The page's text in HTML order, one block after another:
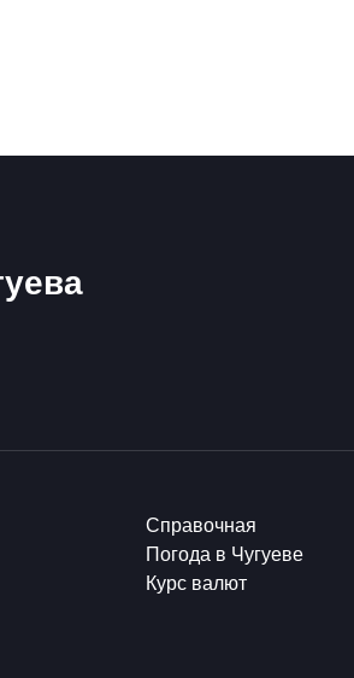
Справочная
Погода в Чугуеве
Курс валют